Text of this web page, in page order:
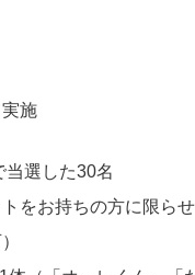
施
当選した30名
をお持ちの方に限ら